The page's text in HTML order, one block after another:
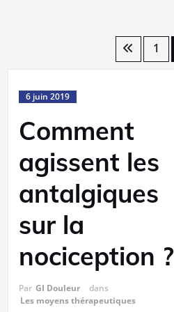
1
6 juin 2019
Comment
agissent les
antalgiques
sur la
nociception ?
Par GI Douleur
dans
Les moyens thérapeutiques